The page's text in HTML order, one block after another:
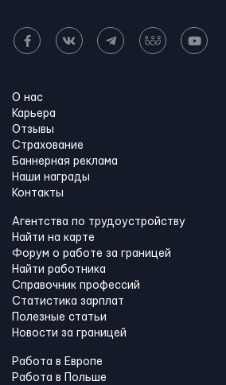
О нас
Карьера
Отзывы
Страхование
Баннерная реклама
Наши награды
Контакты
Агентства по трудоустройству
Найти на карте
Форум о работе за границей
Найти работника
Справочник профессий
Статистика зарплат
Полезные статьи
Новости за границей
Работа в Европе
Работа в Польше